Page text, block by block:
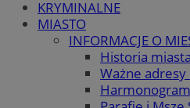
KRYMINALNE
MIASTO
INFORMACJE O
Historia miasta
Ważne